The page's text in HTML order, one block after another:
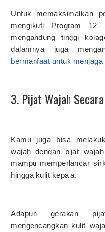
Untuk memaksimalkan
mengikuti Program 12
mengandung tinggi
dalamnya juga
bermanfaat untuk
3. Pijat Wajah
Kamu juga bisa
wajah dengan pijat
mampu memperlancar
hingga kulit kepala.
Adapun gerakan
mengencangkan kulit